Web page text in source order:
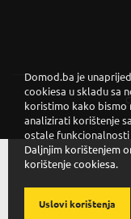
Domod.ba je
cookiesa u skladu sa
koristimo kako bismo
analizirati korištenje
ostale
Daljnjim korištenjem
korištenje cookiesa.
Uslovi korištenja